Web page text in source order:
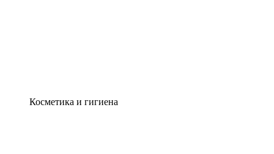
Косметика и гигиена